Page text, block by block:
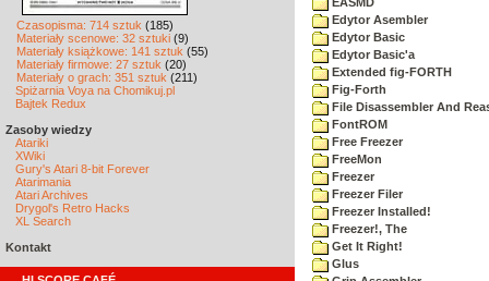
Czasopisma: 714 sztuk (185)
Materiały scenowe: 32 sztuki (9)
Materiały książkowe: 141 sztuk (55)
Materiały firmowe: 27 sztuk (20)
Materiały o grach: 351 sztuk (211)
Spiżarnia Voya na Chomikuj.pl
Bajtek Redux
Zasoby wiedzy
Atariki
XWiki
Gury's Atari 8-bit Forever
Atarimania
Atari Archives
Drygol's Retro Hacks
XL Search
Kontakt
Edytor Asembler
Edytor Basic
Edytor Basic'a
Extended fig-FORTH
Fig-Forth
File Disassembler And
FontROM
Free Freezer
FreeMon
Freezer
Freezer Filer
Freezer Installed!
Freezer!, The
Get It Right!
Glus